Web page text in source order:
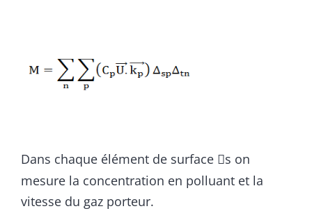
Dans chaque élément de surface s on
mesure la concentration en polluant et la
vitesse du gaz porteur.